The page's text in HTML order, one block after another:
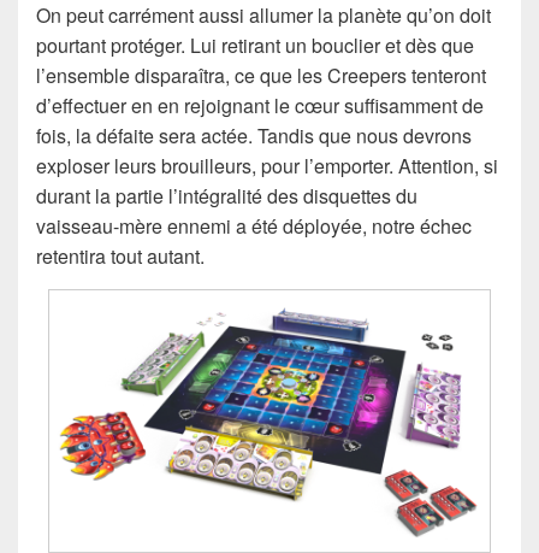
On peut carrément aussi allumer la planète qu’on doit
pourtant protéger. Lui retirant un bouclier et dès que
l’ensemble disparaîtra, ce que les Creepers tenteront
d’effectuer en en rejoignant le cœur suffisamment de
fois, la défaite sera actée. Tandis que nous devrons
exploser leurs brouilleurs, pour l’emporter. Attention, si
durant la partie l’intégralité des disquettes du
vaisseau-mère ennemi a été déployée, notre échec
retentira tout autant.